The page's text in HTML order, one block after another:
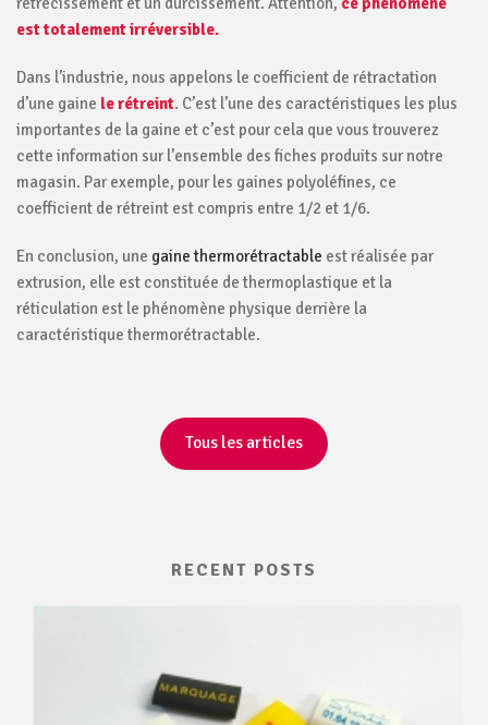
est totalement irréversible.
Dans l’industrie, nous appelons le coefficient de rétractation
d’une gaine le rétreint. C’est l’une des caractéristiques les plus
importantes de la gaine et c’est pour cela que vous trouverez
cette information sur l’ensemble des fiches produits sur notre
magasin. Par exemple, pour les gaines polyoléfines, ce
coefficient de rétreint est compris entre 1/2 et 1/6.
En conclusion, une gaine thermorétractable est réalisée par
extrusion, elle est constituée de thermoplastique et la
réticulation est le phénomène physique derrière la
caractéristique thermorétractable.
Tous les articles
RECENT POSTS